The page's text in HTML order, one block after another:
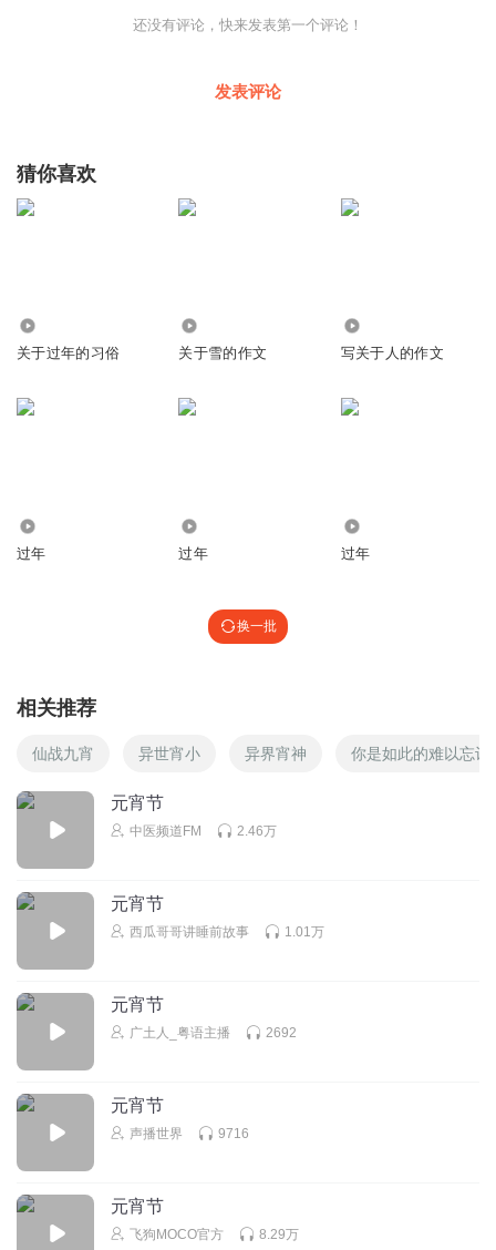
还没有评论，快来发表第一个评论！
发表评论
猜你喜欢
关于过年的习俗 关于雪的作文 写关于人的作文
过年 过年 过年
换一批
相关推荐
仙战九宵 异世宵小 异界宵神 你是如此的难以忘记
元宵节
中医频道FM 2.46万
元宵节
西瓜哥哥讲睡前故事 1.01万
元宵节
广土人_粤语主播 2692
元宵节
声播世界 9716
元宵节
飞狗MOCO官方 8.29万